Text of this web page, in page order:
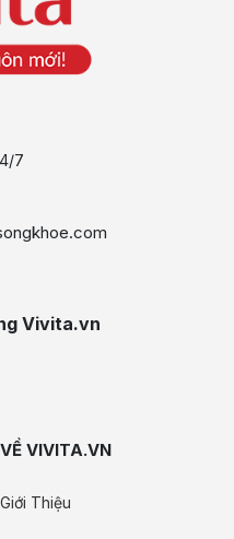
7
Vivita.vn
VỀ VIVITA.VN
Giới Thiệu